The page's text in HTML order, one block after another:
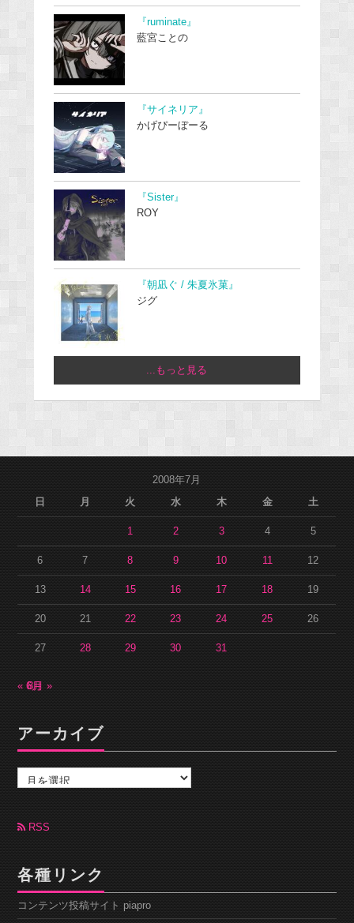
『ruminate』
藍宮ことの
『サイネリア』
かげぴーぼーる
『Sister』
ROY
『朝凪ぐ / 朱夏氷菓』
ジグ
...もっと見る
2008年7月
日
月 火 水 木 金 土
1 2 3 4 5
6 7 8 9 10 11 12
13 14 15 16 17 18 19
20 21 22 23 24 25 26
27 28 29 30 31
« 6月8月 »
アーカイブ
カ
ブ RSS
各種リンク
コンテンツ投稿サイト piapro